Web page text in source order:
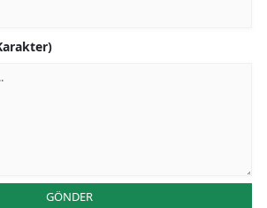
GÖNDER